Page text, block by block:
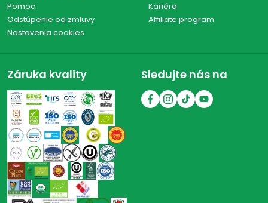
Pomoc
Odstúpenie od zmluvy
Nastavenia cookies
Kariéra
Affiliate program
Záruka kvality Sledujte nás na